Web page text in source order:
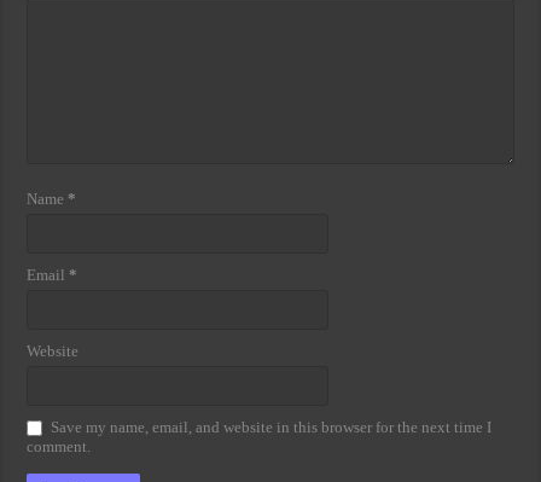
Name *
Email *
Website
Save my name, email, and website in this browser for the next time I
comment.